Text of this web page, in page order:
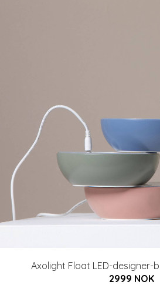
Axolight Float LED-designer-
2999 NOK